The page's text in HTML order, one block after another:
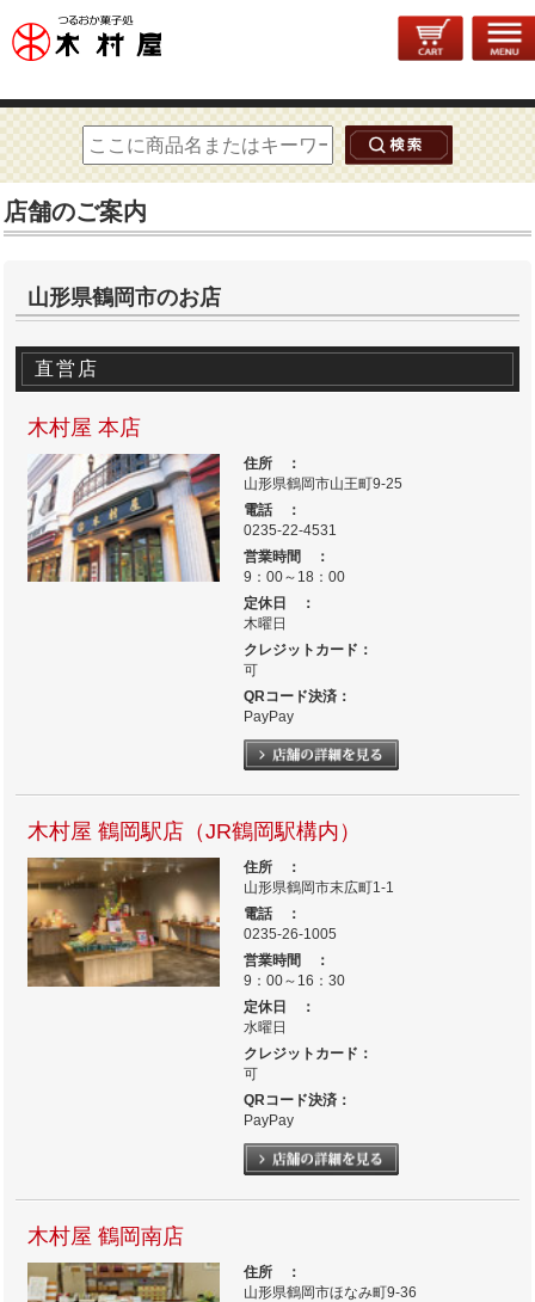
トップページ>木村屋について> 店舗のご案内
店舗のご案内
山形県鶴岡市のお店
直営店
木村屋 本店
住所 ：
山形県鶴岡市山王町9-25
電話 ：
0235-22-4531
営業時間 ：
9：00～18：00
定休日 ：
木曜日
クレジットカード：
可
QRコード決済：
PayPay
木村屋 鶴岡駅店（JR鶴岡駅構内）
住所 ：
山形県鶴岡市末広町1-1
電話 ：
0235-26-1005
営業時間 ：
9：00～16：30
定休日 ：
水曜日
クレジットカード：
可
QRコード決済：
PayPay
木村屋 鶴岡南店
住所 ：
山形県鶴岡市ほなみ町9-36